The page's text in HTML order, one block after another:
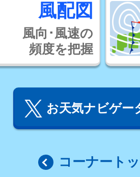
風配図
風向･風速の
頻度を把握
お天気ナビゲー
コーナート